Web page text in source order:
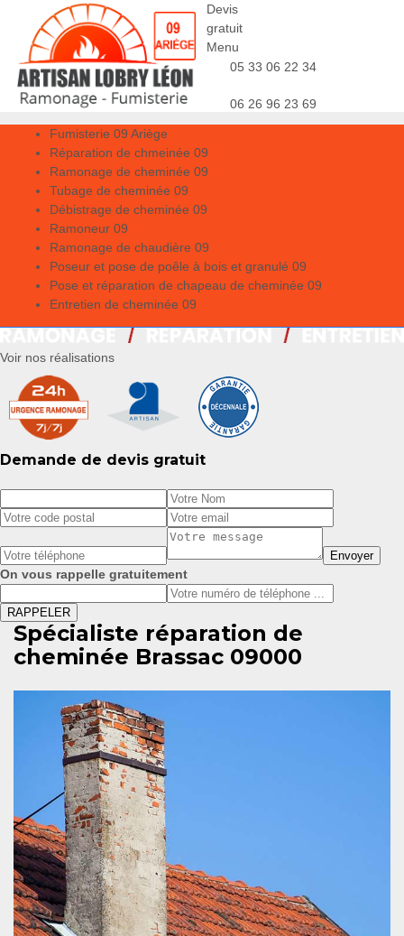
Devis
gratuit
Menu
05 33 06 22 34
06 26 96 23 69
Fumisterie 09 Ariège
Réparation de chmeinée 09
Ramonage de cheminée 09
Tubage de cheminée 09
Débistrage de cheminée 09
Ramoneur 09
Ramonage de chaudière 09
Poseur et pose de poêle à bois et granulé 09
Pose et réparation de chapeau de cheminée 09
Entretien de cheminée 09
Voir nos réalisations
Demande de devis gratuit
On vous rappelle gratuitement
Spécialiste réparation de
cheminée Brassac 09000